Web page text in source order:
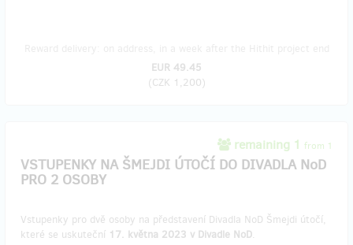
EUR 49.45
(CZK 1,200)
remaining 1 from 1
VSTUPENKY NA ŠMEJDI ÚTOČÍ DO DIVADLA NoD
PRO 2 OSOBY
Vstupenky pro dvě osoby na představení Divadla NoD Šmejdi útočí,
které se uskuteční 17. května 2023 v Divadle NoD.